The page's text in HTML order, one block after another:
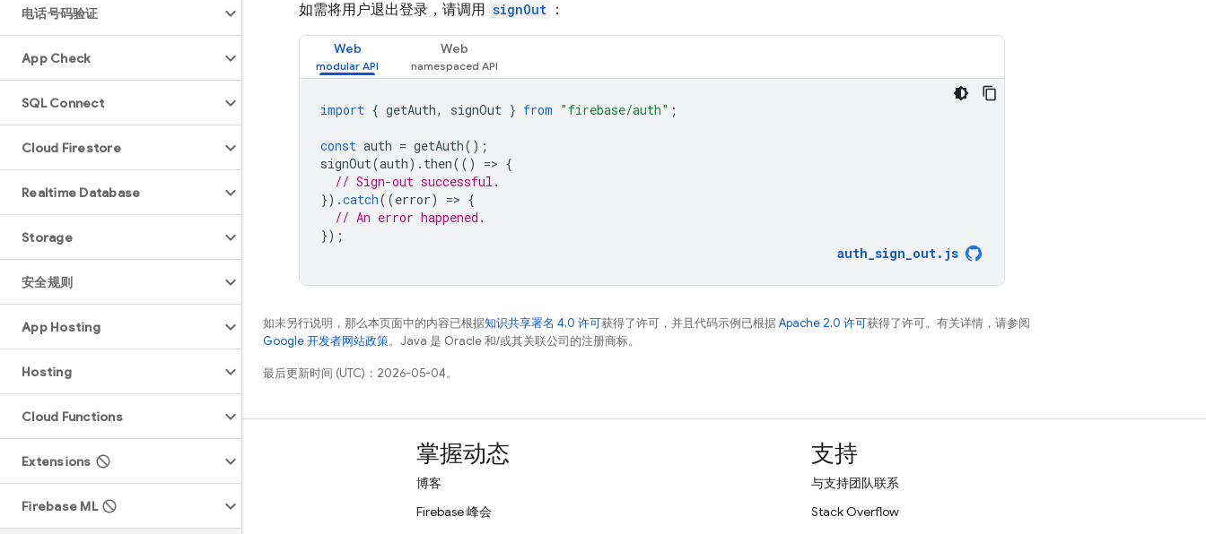
电话号码验证
App Check
SQL Connect
Cloud Firestore
Realtime Database
Storage
安全规则
App Hosting
Hosting
Cloud Functions
Extensions
Firebase ML
如需将用户退出登录，请调用 signOut ：
Web Web
import { getAuth, signOut } from "firebase/auth" ;
const auth = getAuth();
signOut(auth). then(() => {
// Sign-out successful.
}).catch((error) => {
// An error happened.
});
auth_sign_out. js
如未另行说明，那么本页面中的内容已根据知识共享署名 4.0 许可获得了许可，并且代码示例已根据Apache 2.0 许可获得了许可。有关详情，请参阅
Google 开发者网站政策。Java 是 Oracle 和/或其关联公司的注册商标。
最后更新时间 (UTC)：2026-05-04。
学习
指南
参考
掌握动态
博客
Firebase 峰会
支持
与支持团队联系
Stack Overflow